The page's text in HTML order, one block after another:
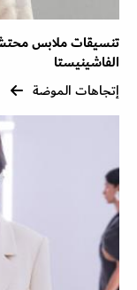
الفاشينيستا
إتجاهات الموضة